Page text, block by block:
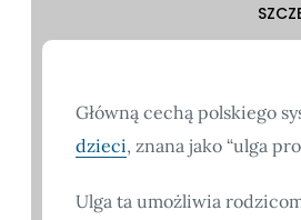
Główną cechą polskiego
dzieci, znana jako “ulga
Ulga ta umożliwia